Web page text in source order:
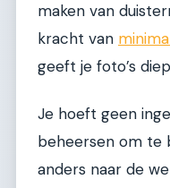
maken van
kracht van
geeft je foto’s
Je hoeft geen
beheersen om te
anders naar de